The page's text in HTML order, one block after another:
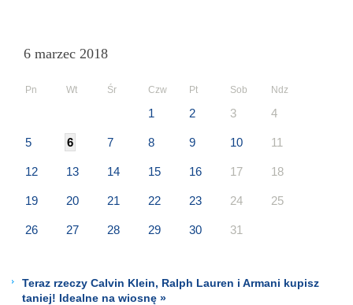
6 marzec 2018
Pn Wt Śr Czw Pt Sob Ndz
1 2 3 4
5 6 7 8 9 10 11
12 13 14 15 16 17 18
19 20 21 22 23 24 25
26 27 28 29 30 31
Teraz rzeczy Calvin Klein, Ralph Lauren i Armani kupisz
taniej! Idealne na wiosnę »